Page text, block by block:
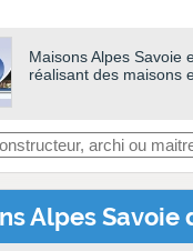
Maisons Alpes Savoie
réalisant des maisons
Alpes Savoie